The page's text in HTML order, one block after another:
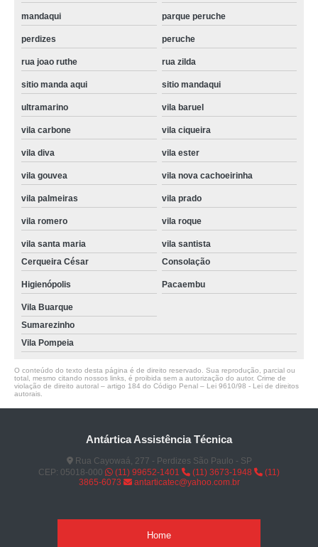
mandaqui parque peruche
perdizes peruche
rua joao ruthe rua zilda
sitio manda aqui sitio mandaqui
ultramarino vila baruel
vila carbone vila ciqueira
vila diva vila ester
vila gouvea vila nova cachoeirinha
vila palmeiras vila prado
vila romero vila roque
vila santa maria
vila santista
Cerqueira César
Consolação
Higienópolis Pacaembu
Vila Buarque
Sumarezinho
Vila Pompeia
O conteúdo do texto desta página é de direito reservado. Sua reprodução, parcial ou
total, mesmo citando nossos links, é proibida sem a autorização do autor. Crime de
violação de direito autoral – artigo 184 do Código Penal – Lei 9610/98 - Lei de direitos
autorais
Antártica Assistência Técnica
Rua Cayowaá, 277 - Perdizes São Paulo - SP
CEP: 05018-000
(11) 99652-1401 (11) 3673-1948
(11)
3865-6073
antarticatec@yahoo.com.br
Home